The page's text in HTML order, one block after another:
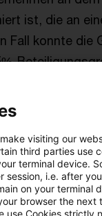
ist, die an
Fall konnte die
weil keiner von
die
II R 31/22
visiting our
third parties use
terminal device.
session, i.e. after
on your terminal
browser the next
use Cookies strictly